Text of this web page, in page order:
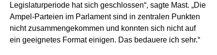
Legislaturperiode hat sich geschlossen“, sagte Mast. „Die
Ampel-Parteien im Parlament sind in zentralen Punkten
nicht zusammengekommen und konnten sich nicht auf
ein geeignetes Format einigen. Das bedauere ich sehr.“